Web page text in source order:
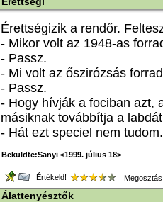
Érettségizik a rendőr.
- Mikor volt az 1948-as
- Passz.
- Mi volt az őszirózsás
- Passz.
- Hogy hívják a fociban azt,
másiknak továbbítja a
- Hát ezt speciel nem tudom.
Beküldte:Sanyi <1999. július 18>
Értékeld!
Álattenyésztők